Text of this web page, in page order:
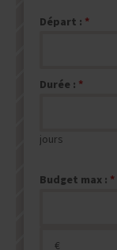
Départ :
Durée :
jours
Budget max :